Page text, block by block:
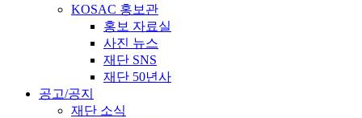
KOSAC 홍보관
홍보 자료실
사진 뉴스
재단 SNS
재단 50년사
공고/공지
재단 소식